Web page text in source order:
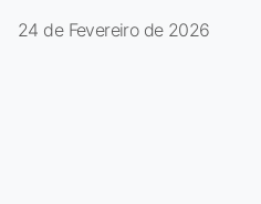
24 de Fevereiro de 2026